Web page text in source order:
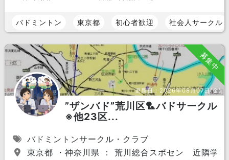
バドミントン 東京都 初心者歓迎 社会人サークル
募集中
更新日： 2026年08月07日(金)
”ザンバド”荒川区🏸バドサークル
※他23区...
バドミントンサークル・クラブ
東京都 ・神奈川県 ： 荒川総合スポセン 近隣学校